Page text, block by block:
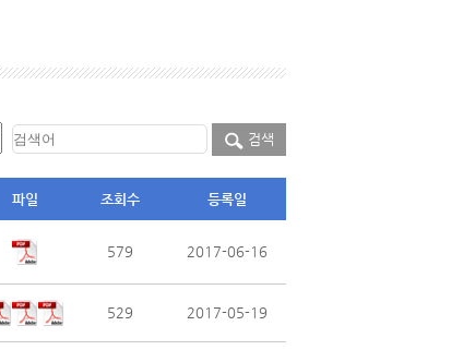
검색
파일 조회수 등록일
579 2017-06-16
529 2017-05-19